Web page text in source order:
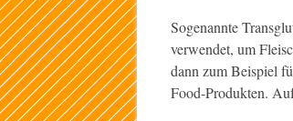
Sogenannte
verwendet, um
dann zum Beispiel
Food-Produkten.